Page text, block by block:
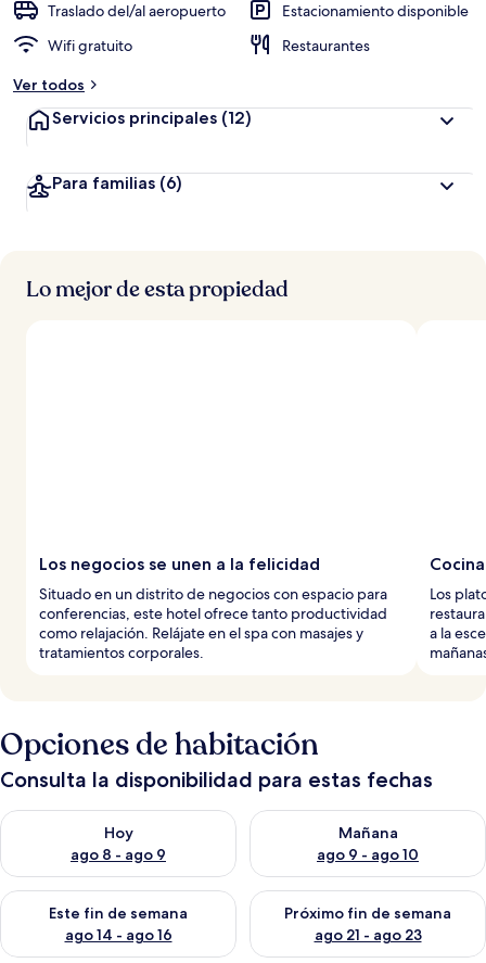
Traslado del/al aeropuerto
Estacionamiento disponible
Wifi gratuito
Restaurantes
Ver todos
Servicios principales (12)
Para familias (6)
Lo mejor de esta propiedad
Los negocios se unen a la felicidad
Situado en un distrito de negocios con espacio para
conferencias, este hotel ofrece tanto productividad
como relajación. Relájate en el spa con masajes y
tratamientos corporales.
Los
a la
Opciones de habitación
Consulta la disponibilidad para estas fechas
Hoy
ago 8 - ago 9
Consulta la disponibilidad para hoy ago 8 - ago 9
Mañana
ago 9 - ago 10
Consulta la disponibilidad
Este fin de semana
ago 14 - ago 16
Consulta la disponibilidad para este fin de semana ago 14 -
Próximo fin de semana
ago 21 - ago 23
Consulta la disponibilidad